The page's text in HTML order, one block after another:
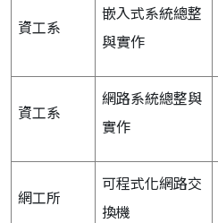
資工系
嵌入式系統總整
與實作
資工系
網路系統總整與
實作
網工所
可程式化網路交
換機